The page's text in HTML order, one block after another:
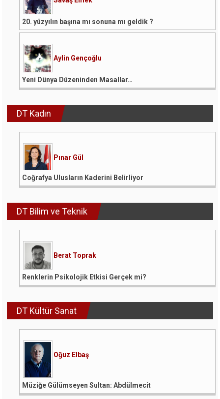
20. yüzyılın başına mı sonuna mı geldik ?
Aylin Gençoğlu
Yeni Dünya Düzeninden Masallar…
DT Kadın
Pınar Gül
Coğrafya Ulusların Kaderini Belirliyor
DT Bilim ve Teknik
Berat Toprak
Renklerin Psikolojik Etkisi Gerçek mi?
DT Kültür Sanat
Oğuz Elbaş
Müziğe Gülümseyen Sultan: Abdülmecit